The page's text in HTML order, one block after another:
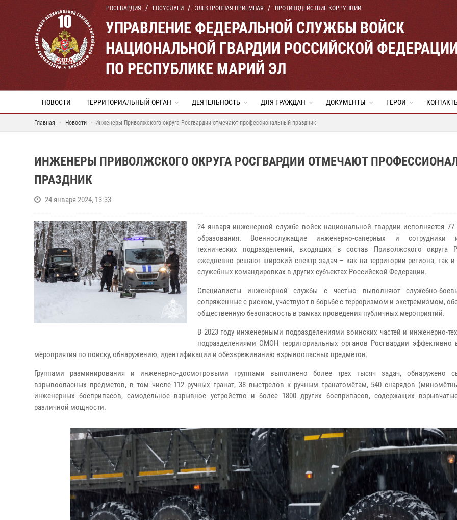
РОСГВАРДИЯ ГОСУСЛУГИ ЭЛЕКТРОННАЯ ПРИЕМНАЯ ПРОТИВОДЕЙСТВИЕ КОРРУПЦИИ
УПРАВЛЕНИЕ ФЕДЕРАЛЬНОЙ СЛУЖБЫ ВОЙСК
НАЦИОНАЛЬНОЙ ГВАРДИИ РОССИЙСКОЙ
ПО РЕСПУБЛИКЕ МАРИЙ ЭЛ
НОВОСТИ ТЕРРИТОРИАЛЬНЫЙ ОРГАН ДЕЯТЕЛЬНОСТЬ ДЛЯ ГРАЖДАН ДОКУМЕНТЫ ГЕРОИ
Главная Новости Инженеры Приволжского округа Росгвардии отмечают профессиональный праздник
ИНЖЕНЕРЫ ПРИВОЛЖСКОГО ОКРУГА РОСГВАРДИИ ОТМЕЧАЮТ
ПРАЗДНИК
24 января 2024, 13:33
24 января инженерной службе войск национальной гвардии исполняется
образования. Военнослужащие инженерно-саперных и сотрудники
технических подразделений, входящих в состав Приволжского округа
ежедневно решают широкий спектр задач – как на территории региона, так и
служебных командировках в других субъектах Российской Федерации.
Специалисты инженерной службы с честью выполняют служебно-
сопряженные с риском, участвуют в борьбе с терроризмом и экстремизмом,
общественную безопасность в рамках проведения публичных мероприятий.
В 2023 году инженерными подразделениями воинских частей и инженерно-
подразделениями ОМОН территориальных органов Росгвардии эффективно
мероприятия по поиску, обнаружению, идентификации и обезвреживанию взрывоопасных предметов.
Группами разминирования и инженерно-досмотровыми группами выполнено более трех тысяч задач, обнаружено
взрывоопасных предметов, в том числе 112 ручных гранат, 38 выстрелов к ручным гранатомётам, 540 снарядов
инженерных боеприпасов, самодельное взрывное устройство и более 1800 других боеприпасов, содержащих
различной мощности.